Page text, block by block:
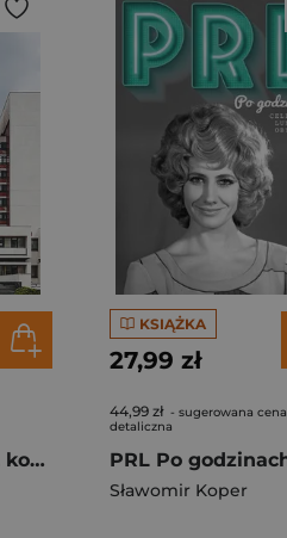
Słowacja. Apacze, kosmos i haluszki
KSIĄŻKA
27,99 zł
44,99 zł - sugerowana cena
detaliczna
Sławomir Koper